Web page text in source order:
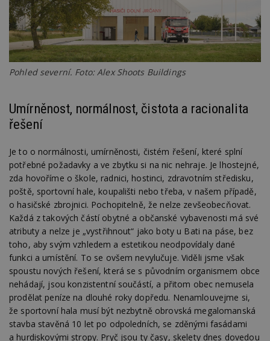
Pohled severní. Foto: Alex Shoots Buildings
Umírněnost, normálnost, čistota a racionalita
řešení
Je to o normálnosti, umírněnosti, čistém řešení, které splní
potřebné požadavky a ve zbytku si na nic nehraje. Je lhostejné,
zda hovoříme o škole, radnici, hostinci, zdravotním středisku,
poště, sportovní hale, koupališti nebo třeba, v našem případě,
o hasičské zbrojnici. Pochopitelně, že nelze zevšeobecňovat.
Každá z takových částí obytné a občanské vybavenosti má své
atributy a nelze je „vystřihnout“ jako boty u Bati na páse, bez
toho, aby svým vzhledem a estetikou neodpovídaly dané
funkci a umístění. To se ovšem nevylučuje. Viděli jsme však
spoustu nových řešení, která se s původním organismem obce
nehádají, jsou konzistentní součástí, a přitom obec nemusela
prodělat peníze na dlouhé roky dopředu. Nenamlouvejme si,
že sportovní hala musí být nezbytně obrovská megalomanská
stavba stavěná 10 let po odpoledních, se zděnými fasádami
a hurdiskovými stropy. Pryč jsou ty časy, skelety dnes dovedou